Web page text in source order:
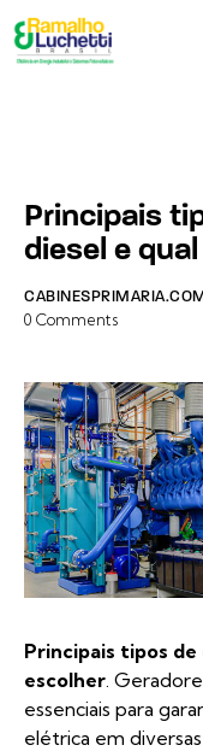
Principais
diesel e
0 Comments
Principais tipos de
escolher .
essenciais para
elétrica em